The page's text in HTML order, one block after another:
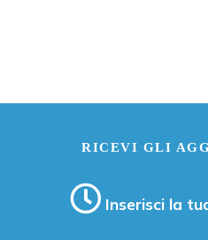
RICEVI GLI
Inserisci la